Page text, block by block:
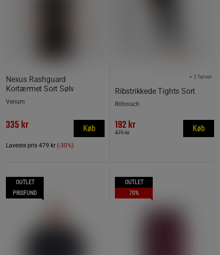
Nexus Rashguard
Kortærmet Sort Sølv
Venum
335 kr
Laveste pris 479 kr (-30%)
Køb
Ribstrikkede Tights Sort
+ 2 farver
Röhnisch
192 kr
479 kr Køb
OUTLET
PRISFUND
OUTLET
70%